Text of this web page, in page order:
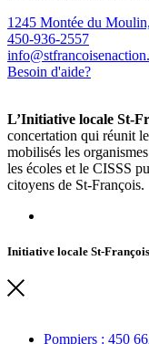
1245 Montée du
450-936-2557
Besoin d'aide?
L’Initiative locale St-
concertation qui réunit
mobilisés les
les écoles et le CISSS
citoyens de St-François.
Initiative locale St-
Pompiers : 450